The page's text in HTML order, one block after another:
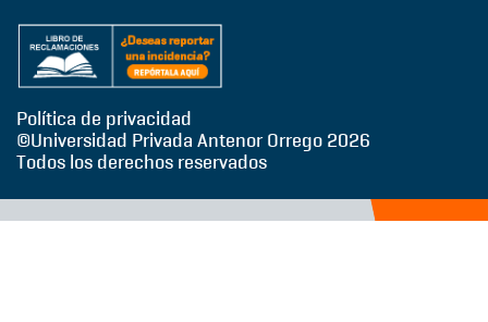
Política de privacidad
©Universidad Privada Antenor Orrego 2026
Todos los derechos reservados